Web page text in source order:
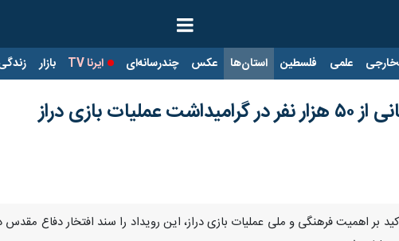
علمی فلسطین استان‌ها عکس چندرسانه‌ای ایرنا TV بازار زندگی
بازی دراز